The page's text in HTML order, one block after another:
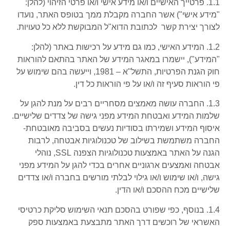
1.1. פרטייך האישיים ו/או מידע אישי ו/או פרטי הזיהוי (להלן:
"מידע אישי") אשר החברה מקבלת ממך בטופס האתר, נועדו
לצורך יצירת קשר לכתובת הדוא"ל המבוקשת ללא כל טעויות.
1.2. המידע האישי, כמו גם מידע על רכישות באתר (להלן:
"המידע"), יישמרו במאגר המידע של האתר בהתאם להוראות
חוק הגנת הפרטיות, התשל"א – 1981, וייעשה בהם שימוש על
פי הוראות סעיף זה ו/או על פי הוראות כל דין.
1.3. החברה עושה מאמצים מסחריים רבים על מנת להגן על
שלמות המידע ואבטחת המידע מפני גישה של צדדים שלישיים.
איסוף המידע ושמירתו בסודיות נעשים בסביבה מאובטחת-
החברה משתמשת בשילוב של טכנולוגיות אבטחה, לרבות
הגנה על האתר באמצעות טכנולוגיות הצפנה SSL, נוהלי
אבטחה ואמצעים ארגוניים אחרים בכדי להגן על המידע מפני
גישה, ו/או שימוש ו/או גילוי לבלתי מורשים בחברה ו/או צדדים
שלישיים מכח ההסכם ו/או הדין.
1.4. בנוסף, כפי שפורט בהסכם תנאי השימוש סליקת כרטיסי
האשראי של רוכשים דרך האתר מתבצעת באמצעות ספק